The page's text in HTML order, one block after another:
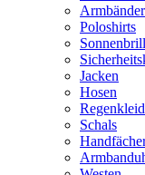
Armbänder
Poloshirts
Jacken
Hosen
Schals